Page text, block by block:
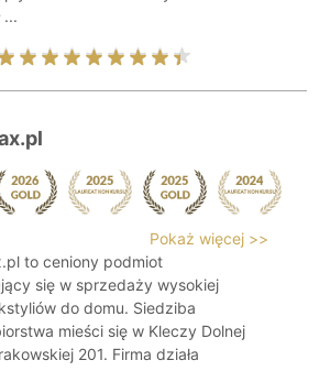
...
Pokaż więcej >>
to ceniony podmiot
się w sprzedaży wysokiej
do domu. Siedziba
mieści się w Kleczy Dolnej
201. Firma działa